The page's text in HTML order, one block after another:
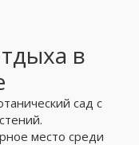
в
сад с
место среди